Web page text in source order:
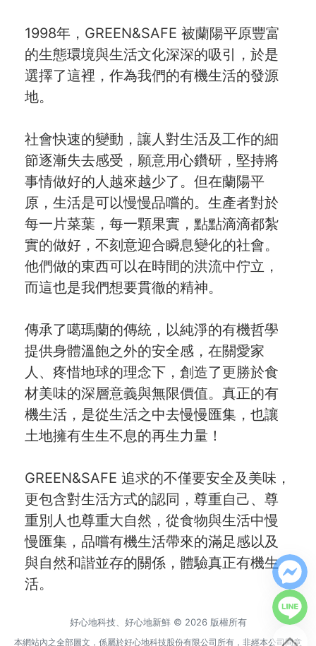
1998年，GREEN&SAFE 被蘭陽平原豐富
的生態環境與生活文化深深的吸引，於是
選擇了這裡，作為我們的有機生活的發源
地。
社會快速的變動，讓人對生活及工作的細
節逐漸失去感受，願意用心鑽研，堅持將
事情做好的人越來越少了。但在蘭陽平
原，生活是可以慢慢品嚐的。生產者對於
每一片菜葉，每一顆果實，點點滴滴都紮
實的做好，不刻意迎合瞬息變化的社會。
他們做的東西可以在時間的洪流中佇立，
而這也是我們想要貫徹的精神。
傳承了噶瑪蘭的傳統，以純淨的有機哲學
提供身體溫飽之外的安全感，在關愛家
人、疼惜地球的理念下，創造了更勝於食
材美味的深層意義與無限價值。真正的有
機生活，是從生活之中去慢慢匯集，也讓
土地擁有生生不息的再生力量！
GREEN&SAFE 追求的不僅要安全及美味，
更包含對生活方式的認同，尊重自己、尊
重別人也尊重大自然，從食物與生活中慢
慢匯集，品嚐有機生活帶來的滿足感以及
與自然和諧並存的關係，體驗真正有機生
活。
好心地科技、好心地新鮮 © 2026 版權所有
本網站內之全部圖文，係屬於好心地科技股份有限公司所有，非經本公司同意